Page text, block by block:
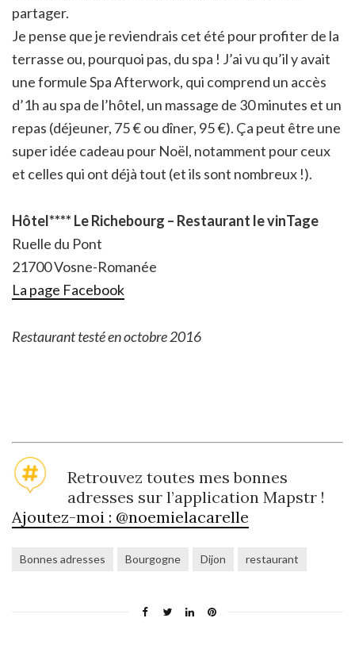
partager.
Je pense que je reviendrais cet été pour profiter de la
terrasse ou, pourquoi pas, du spa ! J’ai vu qu’il y avait
une formule Spa Afterwork, qui comprend un accès
d’1h au spa de l’hôtel, un massage de 30 minutes et un
repas (déjeuner, 75 € ou dîner, 95 €). Ça peut être une
super idée cadeau pour Noël, notamment pour ceux
et celles qui ont déjà tout (et ils sont nombreux !).
Hôtel**** Le Richebourg – Restaurant le vinTage
Ruelle du Pont
21700 Vosne-Romanée
La page Facebook
Restaurant testé en octobre 2016
Retrouvez toutes mes bonnes
adresses sur l’application Mapstr !
Ajoutez-moi : @noemielacarelle
Bonnes adresses Bourgogne Dijon restaurant